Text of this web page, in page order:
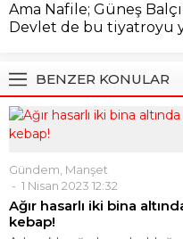
Ama Nafile; Güneş
Devlet de bu tiyatroyu
BENZER KONULAR
Gündem Manşet
1 Nisan 2023 12:32
Ağır hasarlı iki bina
kebap!